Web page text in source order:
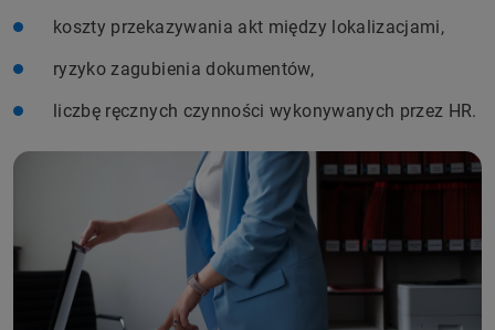
koszty przekazywania akt między lokalizacjami,
ryzyko zagubienia dokumentów,
liczbę ręcznych czynności wykonywanych przez HR.